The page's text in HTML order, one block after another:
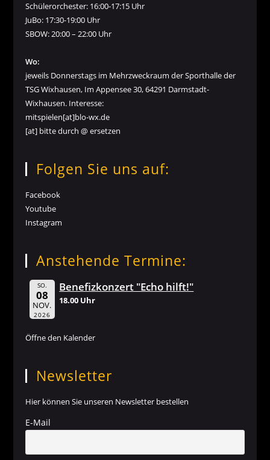
Schülerorchester: 16:00-17:15 Uhr
JuBo: 17:30-19:00 Uhr
SBOW: 20:00 – 22:00 Uhr
Wo:
jeweils Donnerstags im Mehrzweckraum der Sporthalle der
TSG Wixhausen, Im Appensee 30, 64291 Darmstadt-
Wixhausen. Interesse:
mitspielen[at]blo-wx.de
[at] bitte durch @ ersetzen
Folgen Sie uns auf:
Facebook
Youtube
Instagram
Anstehende Termine:
SO.
08
NOV.
2026
Benefizkonzert "Echo hilft!"
18.00 Uhr
Öffne den Kalender
Newsletter
Hier können Sie unseren Newsletter bestellen
E-Mail